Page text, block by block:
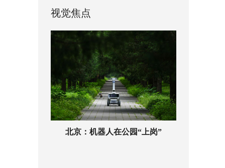
视觉焦点
北京：机器人在公园“上岗”